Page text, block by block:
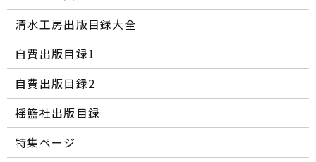
清水工房出版目録大全
自費出版目録1
自費出版目録2
揺籃社出版目録
特集ページ